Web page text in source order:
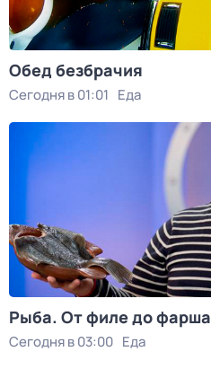
Обед безбрачия
Сегодня в 01:01 Еда
Рыба. От филе до фарша
Сегодня в 03:00 Еда